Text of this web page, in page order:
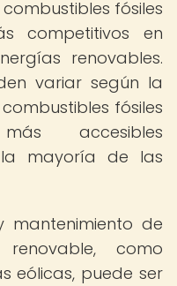
fósiles
competitivos en
renovables.
variar según la
fósiles
accesibles
mayoría de las
mantenimiento de
como
eólicas, puede ser